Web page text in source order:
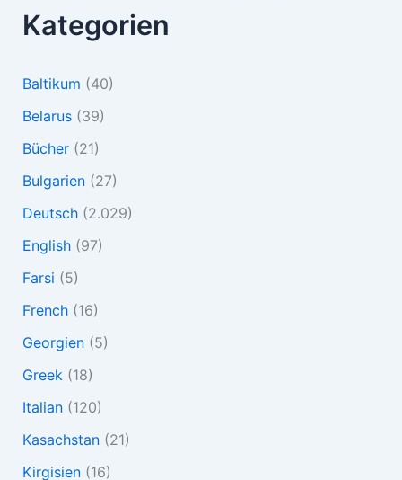
Kategorien
Baltikum (40)
Belarus(39)
Bücher(21)
Bulgarien(27)
Deutsch(2.029)
English(97)
Farsi (5)
French(16)
Georgien(5)
Greek (18)
Italian(120)
Kasachstan(21)
Kirgisien(16)